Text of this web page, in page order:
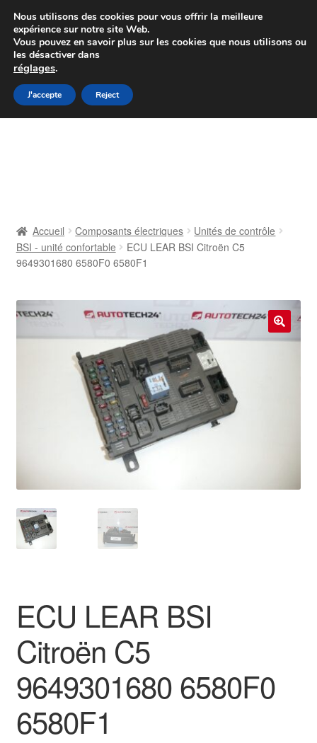
Colissimo livraison à partir de 7 EUR
Du lundi au vendredi de 9 h à 16 h
Aller
à
Aller
au
Contact
Livraison internationale
Mon compte
Politique de confidentialité
Procédure de Réclamation
Accueil Composants électriques
Unités de contrôle
BSI - unité confortable
ECU LEAR BSI Citroën C5
9649301680 6580F0 6580F1
🔍
ECU LEAR BSI
Citroën C5
9649301680 6580F0
6580F1
Nous utilisons des cookies pour vous offrir la meilleure
expérience sur notre site Web.
Vous pouvez en savoir plus sur les cookies que nous utilisons ou
les désactiver dans
réglages.
J'accepte Reject